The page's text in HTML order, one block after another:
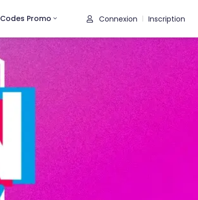
Codes Promo Connexion Inscription